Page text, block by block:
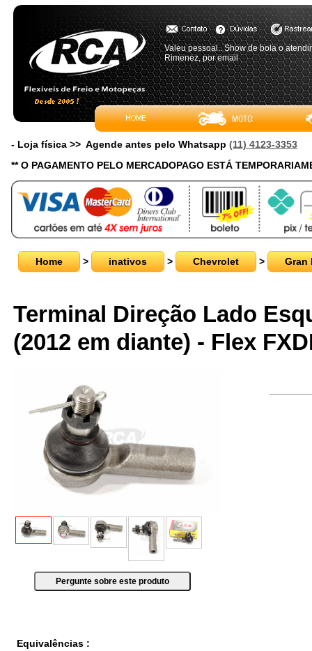
Valeu pessoal.. Show de bola o
Rimenez, por email
- Loja física >> Agende antes pelo Whatsapp (11) 4123-3353
** O PAGAMENTO PELO MERCADOPAGO ESTÁ
Home > inativos > Chevrolet > Gran
Terminal Direção Lado
(2012 em diante) - Flex
Equivalências :